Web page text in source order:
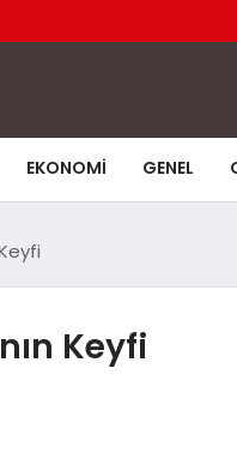
EKONOMI GENEL
Keyfi